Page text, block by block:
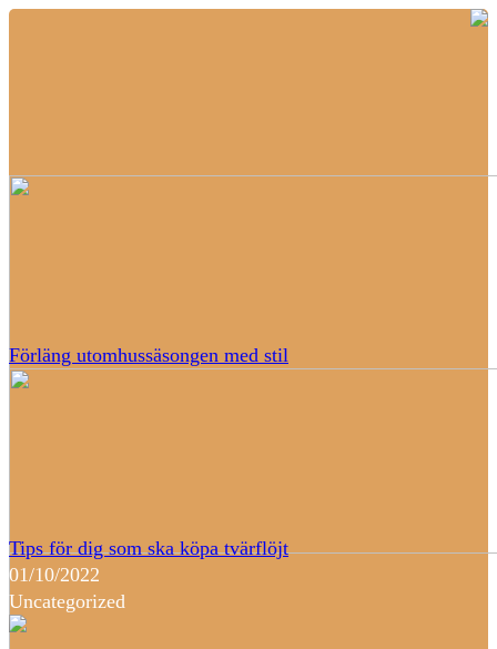
Förläng utomhussäsongen med stil
Tips för dig som ska köpa tvärflöjt
01/10/2022
Uncategorized